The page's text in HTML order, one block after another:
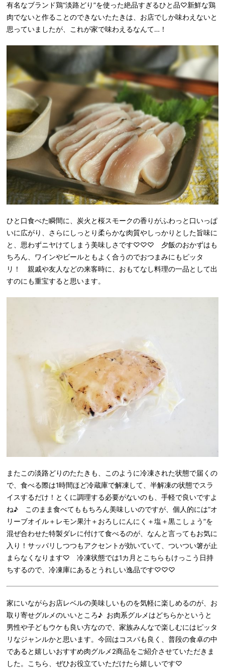
有名なブランド鶏“淡路どり”を使った絶品すぎるひと品♡新鮮な鶏
肉でないと作ることのできないたたきは、お店でしか味わえないと
思っていましたが、これが家で味わえるなんて…！
ひと口食べた瞬間に、炭火と桜スモークの香りがふわっと口いっぱ
いに広がり、さらにしっとり柔らかな肉質やしっかりとした旨味に
と、思わずニヤけてしまう美味しさです♡♡♡ 夕飯のおかずはも
ちろん、ワインやビールともよく合うのでおつまみにもピッタ
リ！ 親戚や友人などの来客時に、おもてなし料理の一品として出
すのにも重宝すると思います。
またこの淡路どりのたたきも、このように冷凍された状態で届くの
で、食べる際は1時間ほど冷蔵庫で解凍して、半解凍の状態でスラ
イスするだけ！とくに調理する必要がないのも、手軽で良いですよ
ね♪ このまま食べてももちろん美味しいのですが、個人的には“オ
リーブオイル＋レモン果汁＋おろしにんにく＋塩＋黒こしょう”を
混ぜ合わせた特製ダレに付けて食べるのが、なんと言ってもお気に
入り！サッパリしつつもアクセントが効いていて、ついつい箸が止
まらなくなります♡ 冷凍状態では1カ月とこちらもけっこう日持
ちするので、冷凍庫にあるとうれしい逸品です♡♡♡
家にいながらお店レベルの美味しいものを気軽に楽しめるのが、お
取り寄せグルメのいいところ♪ お肉系グルメはどちらかというと
男性や子どもウケも良い方なので、家族みんなで楽しむにはピッタ
リなジャンルかと思います。今回はコスパも良く、普段の食卓の中
であると嬉しいおすすめ肉グルメ2商品をご紹介させていただきま
した。こちら、ぜひお役立ていただけたら嬉しいです♡